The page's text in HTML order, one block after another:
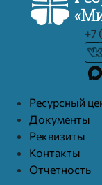
+7
Ресурcный
Документы
Реквизиты
Контакты
Отчетность